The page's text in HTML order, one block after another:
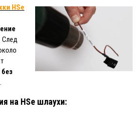
HSe
След
.
на HSe шлаухи: